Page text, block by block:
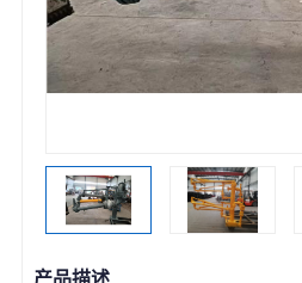
产品描述